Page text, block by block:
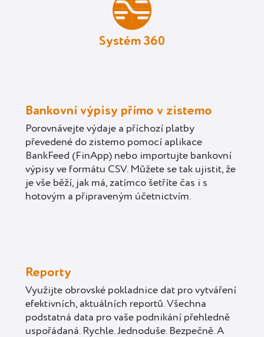
Systém 360
Bankovní výpisy přímo v zistemo
Porovnávejte výdaje a příchozí platby
převedené do zistemo pomocí aplikace
BankFeed (FinApp) nebo importujte bankovní
výpisy ve formátu CSV. Můžete se tak ujistit, že
je vše běží, jak má, zatímco šetříte čas i s
hotovým a připraveným účetnictvím.
Reporty
Využijte obrovské pokladnice dat pro vytváření
efektivních, aktuálních reportů. Všechna
podstatná data pro vaše podnikání přehledně
uspořádaná. Rychle. Jednoduše. Bezpečně. A